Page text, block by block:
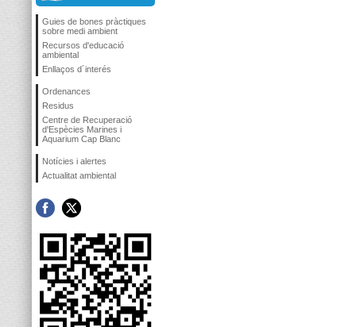
Guies de bones pràctiques
sobre medi ambient
Recursos d'educació
ambiental
Enllaços d´interés
Ordenances
Residus
Centre de Recuperació
d'Espècies Marines i
Aquarium Cap Blanc
Notícies i alertes
Actualitat ambiental